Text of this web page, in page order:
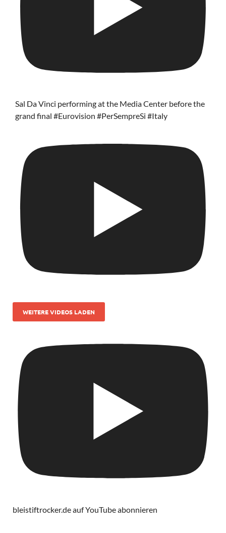
Sal Da Vinci performing at the Media Center before the
grand final #Eurovision #PerSempreSi #Italy
WEITERE VIDEOS LADEN
bleistiftrocker.de auf YouTube abonnieren